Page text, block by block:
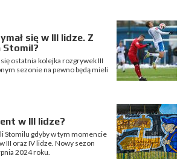
się w III lidze. Z
Stomil?
ostatnia kolejka rozgrywek III
sezonie na pewno będą mieli
w III lidze?
Stomilu gdyby w tym momencie
III oraz IV lidze. Nowy sezon
2024 roku.